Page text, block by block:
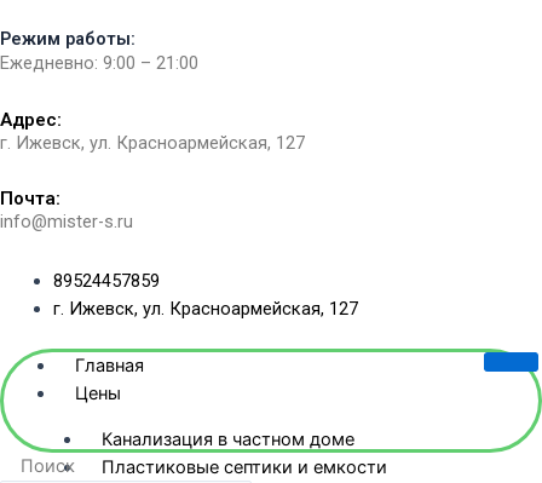
к
содержимому
Режим работы:
Ежедневно: 9:00 – 21:00
Адрес:
г. Ижевск, ул. Красноармейская, 127​
Почта:
info@mister-s.ru
89524457859
г. Ижевск, ул. Красноармейская, 127
Главная
Цены
Канализация в частном доме
Пластиковые септики и емкости
Поиск